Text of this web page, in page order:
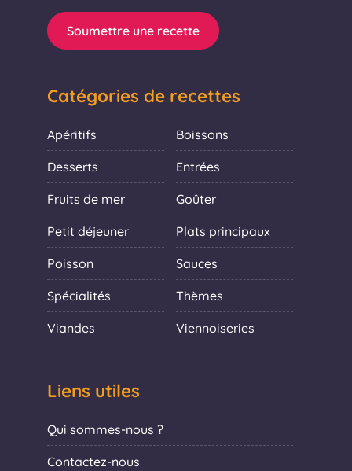
Soumettre une recette
Catégories de recettes
Apéritifs Boissons
Desserts Entrées
Fruits de mer Goûter
Petit déjeuner Plats principaux
Poisson Sauces
Spécialités Thèmes
Viandes Viennoiseries
Liens utiles
Qui sommes-nous ?
Contactez-nous